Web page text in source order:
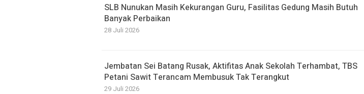
SLB Nunukan Masih Kekurangan Guru, Fasilitas Gedung Masih Butuh
Banyak Perbaikan
28 Juli 2026
Jembatan Sei Batang Rusak, Aktifitas Anak Sekolah Terhambat, TBS
Petani Sawit Terancam Membusuk Tak Terangkut
29 Juli 2026